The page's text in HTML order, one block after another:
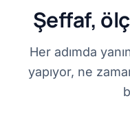
Şeffaf,
Her adımda
yapıyor, ne